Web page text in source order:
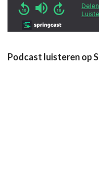
Podcast luisteren op